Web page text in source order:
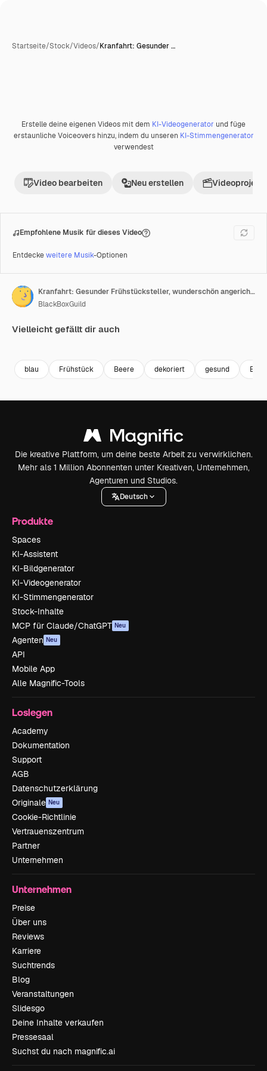
Startseite/Stock/Videos/Kranfahrt: Gesunder …
Premium
Erstelle deine eigenen Videos mit dem KI-Videogenerator und füge
erstaunliche Voiceovers hinzu, indem du unseren KI-Stimmengenerator
verwendest
Video bearbeiten Neu erstellen Videoprojekt
Empfohlene Musik für dieses Video
Entdeckeweitere Musik-Optionen
Kranfahrt: Gesunder Frühstücksteller, wunderschön angerichtet und dekoriert auf einem weißen Teller.
BlackBoxGuild
Vielleicht gefällt dir auch
blau Frühstück Beere dekoriert gesund
Die kreative Plattform, um deine beste Arbeit zu verwirklichen.
Mehr als 1 Million Abonnenten unter Kreativen, Unternehmen,
Agenturen und Studios.
Deutsch
Produkte
Spaces
KI-Assistent
KI-Bildgenerator
KI-Videogenerator
KI-Stimmengenerator
Stock-Inhalte
MCP für Claude/ChatGPT Neu
Agenten Neu
API
Mobile App
Alle Magnific-Tools
Loslegen
Academy
Dokumentation
Support
AGB
Datenschutzerklärung
Originale Neu
Cookie-Richtlinie
Vertrauenszentrum
Partner
Unternehmen
Unternehmen
Preise
Über uns
Reviews
Karriere
Suchtrends
Blog
Veranstaltungen
Slidesgo
Deine Inhalte verkaufen
Pressesaal
Suchst du nach magnific.ai